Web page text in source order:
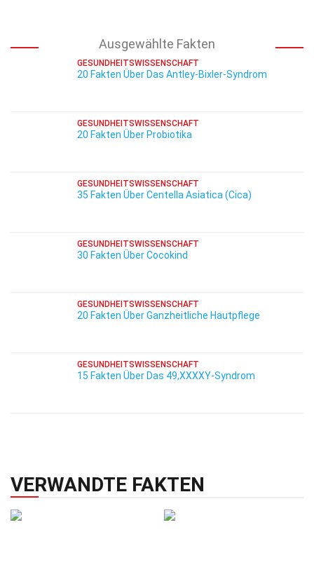
Ausgewählte Fakten
GESUNDHEITSWISSENSCHAFT
20 Fakten Über Das Antley-Bixler-Syndrom
GESUNDHEITSWISSENSCHAFT
20 Fakten Über Probiotika
GESUNDHEITSWISSENSCHAFT
35 Fakten Über Centella Asiatica (Cica)
GESUNDHEITSWISSENSCHAFT
30 Fakten Über Cocokind
GESUNDHEITSWISSENSCHAFT
20 Fakten Über Ganzheitliche Hautpflege
GESUNDHEITSWISSENSCHAFT
15 Fakten Über Das 49,XXXXY-Syndrom
VERWANDTE FAKTEN